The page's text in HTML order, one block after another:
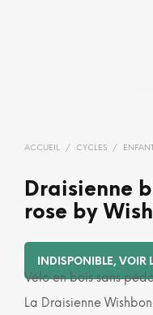
ACCUEIL / CYCLES /
Draisienne
rose by
INDISPONIBLE, VOIR
Vélo en bois sans
La Draisienne